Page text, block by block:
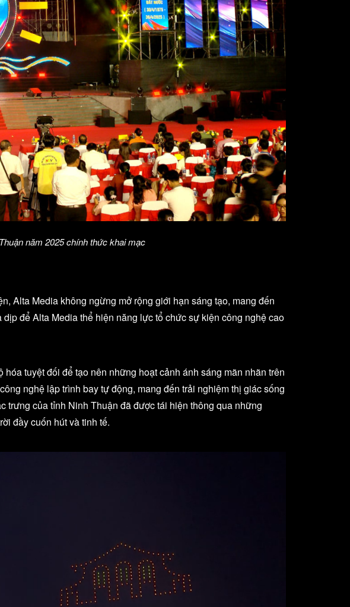
năm 2025 chính thức khai mạc
Alta Media không ngừng mở rộng giới hạn sáng tạo, mang đến
để Alta Media thể hiện năng lực tổ chức sự kiện công nghệ cao
tuyệt đối để tạo nên những hoạt cảnh ánh sáng mãn nhãn trên
nghệ lập trình bay tự động, mang đến trải nghiệm thị giác sống
trưng của tỉnh Ninh Thuận đã được tái hiện thông qua những
đầy cuốn hút và tinh tế.